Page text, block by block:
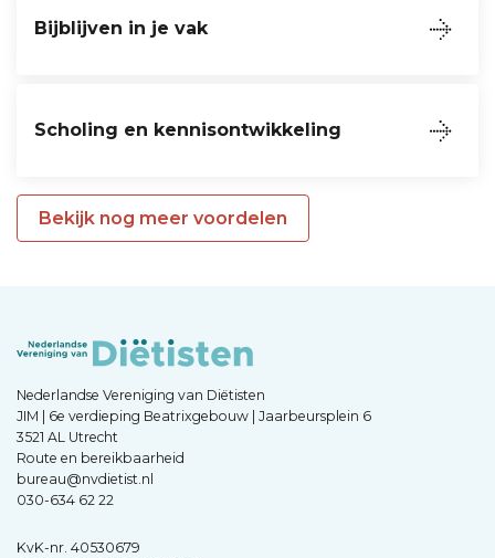
Bijblijven in je vak
Scholing en kennisontwikkeling
Bekijk nog meer voordelen
Nederlandse Vereniging van Diëtisten
JIM | 6e verdieping Beatrixgebouw | Jaarbeursplein 6
3521 AL Utrecht
Route en bereikbaarheid
bureau@nvdietist.nl
030-634 62 22
KvK-nr. 40530679